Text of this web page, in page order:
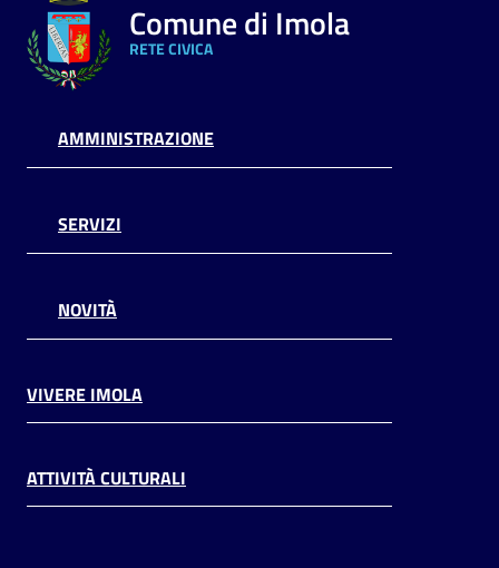
Comune di Imola
RETE CIVICA
AMMINISTRAZIONE
SERVIZI
NOVITÀ
VIVERE IMOLA
ATTIVITÀ CULTURALI